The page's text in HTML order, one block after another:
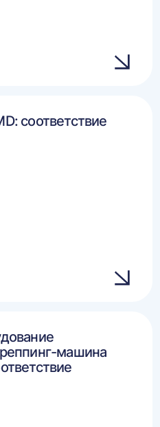
соответствие
машина